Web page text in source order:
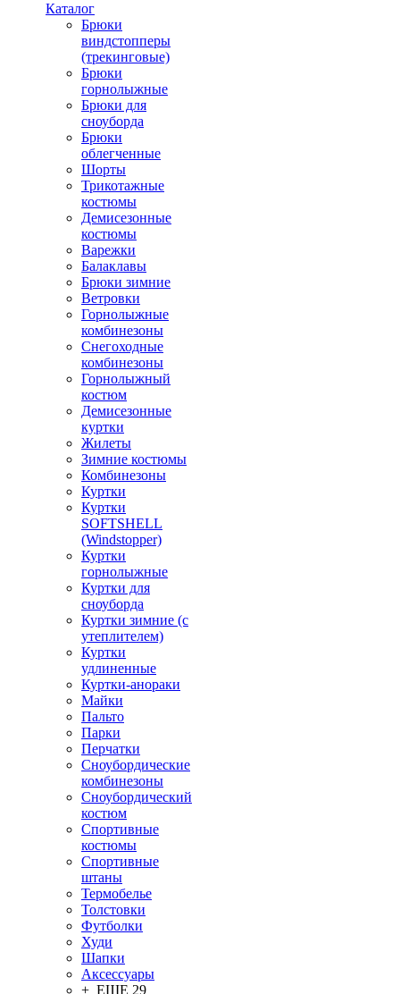
Каталог
Брюки
виндстопперы
(трекинговые)
Брюки
горнолыжные
Брюки для
сноуборда
Брюки
облегченные
Шорты
Трикотажные
костюмы
Демисезонные
костюмы
Варежки
Балаклавы
Брюки зимние
Ветровки
Горнолыжные
комбинезоны
Снегоходные
комбинезоны
Горнолыжный
костюм
Демисезонные
куртки
Жилеты
Зимние костюмы
Комбинезоны
Куртки
Куртки
SOFTSHELL
(Windstopper)
Куртки
горнолыжные
Куртки для
сноуборда
Куртки зимние (с
утеплителем)
Куртки
удлиненные
Куртки-анораки
Майки
Пальто
Парки
Перчатки
Сноубордические
комбинезоны
Сноубордический
костюм
Спортивные
костюмы
Спортивные
штаны
Термобелье
Толстовки
Футболки
Худи
Шапки
Аксессуары
+ ЕЩЕ 29